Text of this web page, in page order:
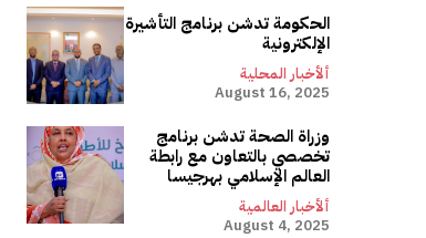
الحكومة تدشن برنامج التأشيرة
الإلكترونية
ألأخبار المحلية
August 16, 2025
وزراة الصحة تدشن برنامج
تخصصي بالتعاون مع رابطة
العالم الإسلامي بهرجيسا
ألأخبار العالمية
August 4, 2025